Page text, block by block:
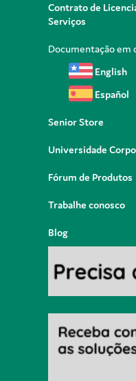
Contrato de
Serviços
Documentação em
English
Español
Senior Store
Universidade
Fórum de Produtos
Trabalhe conosco
Blog